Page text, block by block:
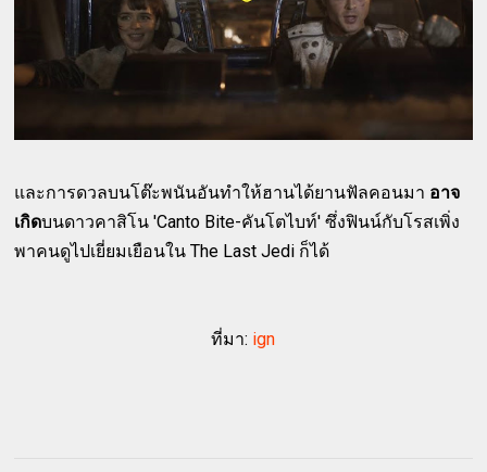
และการดวลบนโต๊ะพนันอันทำให้ฮานได้ยานฟัลคอนมา อาจ
เกิดบนดาวคาสิโน 'Canto Bite-คันโตไบท์' ซึ่งฟินน์กับโรสเพิ่ง
พาคนดูไปเยี่ยมเยือนใน The Last Jedi ก็ได้
ที่มา: ign